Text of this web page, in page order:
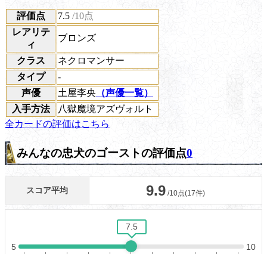
評価点 7.5 /10点
レアリテ
ィ
ブロンズ
クラス
ネクロマンサー
タイプ
-
声優
土屋李央 （声優一覧）
入手方法
八獄魔境アズヴォルト
全カードの評価はこちら
みんなの忠犬のゴーストの評価点0